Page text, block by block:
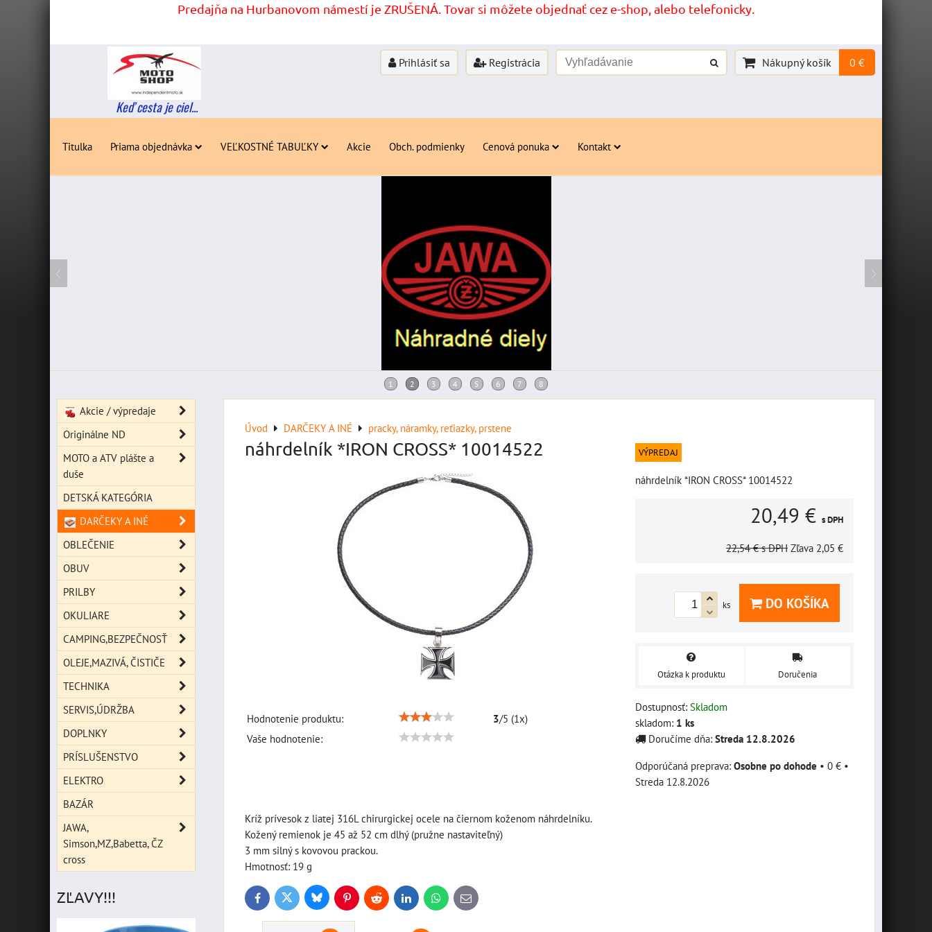
Predajňa na Hurbanovom námestí je ZRUŠENÁ. Tovar si môžete objednať cez e-shop, alebo telefonicky.
Keď cesta je ciel...
Prihlásiť sa Registrácia Nákupný košík 0 €
Titulka Priama objednávka VEĽKOSTNÉ TABUĽKY Akcie Obch. podmienky Cenová ponuka Kontakt
Úvod DARČEKY A INÉ pracky, náramky, reťiazky, prstene
náhrdelník *IRON CROSS* 10014522
Hodnotenie produktu: 3/5 (1x)
Vaše hodnotenie:
VÝPREDAJ
náhrdelník *IRON CROSS* 10014522
20,49 € s DPH
22,54 € s DPH Zľava 2,05 €
ks DO KOŠÍKA
Otázka k produktu Doručenia
Dostupnosť: Skladom
skladom: 1 ks
Doručíme dňa: Streda 12.8.2026
Osobne po dohode • 0 € •
Streda 12.8.2026
Kríž prívesok z liatej 316L chirurgickej ocele na čiernom koženom náhrdelníku.
Kožený remienok je 45 až 52 cm dlhý (pružne nastaviteľný)
3 mm silný s kovovou prackou.
Hmotnosť: 19 g
FacebookTwitter BlueskyPinterestReddit LinkedInWhatsApp
E-
mail
Akcie / výpredaje
Originálne ND
MOTO a ATV plášte a
duše
DETSKÁ KATEGÓRIA
DARČEKY A INÉ
OBLEČENIE
OBUV
PRILBY
OKULIARE
CAMPING,BEZPEČNOSŤ
OLEJE,MAZIVÁ, ČISTIČE
TECHNIKA
SERVIS,ÚDRŽBA
DOPLNKY
PRÍSLUŠENSTVO
ELEKTRO
BAZÁR
JAWA,
Simson,MZ,Babetta, ČZ
cross
ZĽAVY!!!